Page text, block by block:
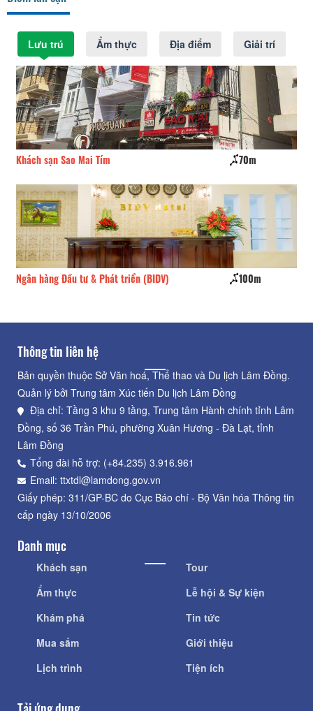
Lưu trú Ẩm thực Địa điểm Giải trí
Khách sạn Sao Mai Tím 70m
Ngân hàng Đầu tư & Phát triển (BIDV) 100m
Thông tin liên hệ
Bản quyền thuộc Sở Văn hoá, Thể thao và Du lịch Lâm Đồng.
Quản lý bởi Trung tâm Xúc tiến Du lịch Lâm Đồng
Địa chỉ: Tầng 3 khu 9 tầng, Trung tâm Hành chính tỉnh Lâm
Đồng, số 36 Trần Phú, phường Xuân Hương - Đà Lạt, tỉnh
Lâm Đồng
Tổng đài hỗ trợ: (+84.235) 3.916.961
Email: ttxtdl@lamdong.gov.vn
Giấy phép: 311/GP-BC do Cục Báo chí - Bộ Văn hóa Thông tin
cấp ngày 13/10/2006
Danh mục
Khách sạn
Ẩm thực
Khám phá
Mua sắm
Lịch trình
Tour
Lễ hội & Sự kiện
Tin tức
Giới thiệu
Tiện ích